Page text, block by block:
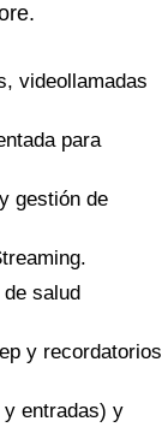
videollamadas
para
gestión de
salud
y recordatorios
entradas) y